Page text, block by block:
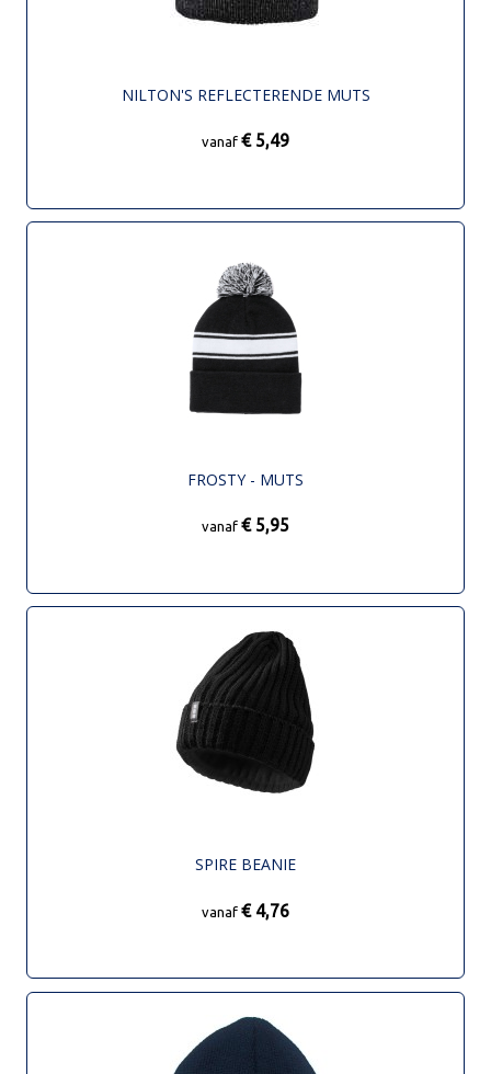
NILTON'S REFLECTERENDE MUTS
vanaf € 5,49
FROSTY - MUTS
vanaf € 5,95
SPIRE BEANIE
vanaf € 4,76